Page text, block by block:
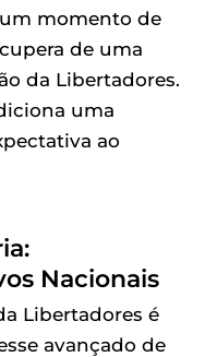
um momento de
de uma
da Libertadores.
uma
ao
Nacionais
Libertadores é
avançado de